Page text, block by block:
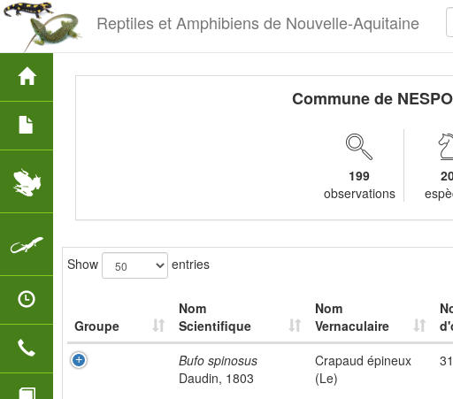
Reptiles et Amphibiens de Nouvelle-Aquitaine
Commune de
199
observations
Show entries
Groupe
Nom
Scientifique
Nom
Vernaculaire
Bufo spinosus
Daudin, 1803
Crapaud épineux
(Le)
31